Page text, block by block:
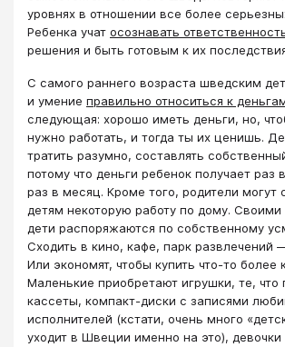
уровнях в отношении все более
Ребенка учат осознавать
решения и быть готовым к их
С самого раннего возраста шведским
и умение правильно относиться к
следующая: хорошо иметь деньги, но,
нужно работать, и тогда ты их ценишь.
тратить разумно, составлять
потому что деньги ребенок получает раз
раз в месяц. Кроме того, родители могут
детям некоторую работу по дому.
дети распоряжаются по собственному
Сходить в кино, кафе, парк развлечений
Или экономят, чтобы купить что-то более
Маленькие приобретают игрушки, те,
кассеты, компакт-диски с записями
исполнителей (кстати, очень много
уходит в Швеции именно на это), девочки